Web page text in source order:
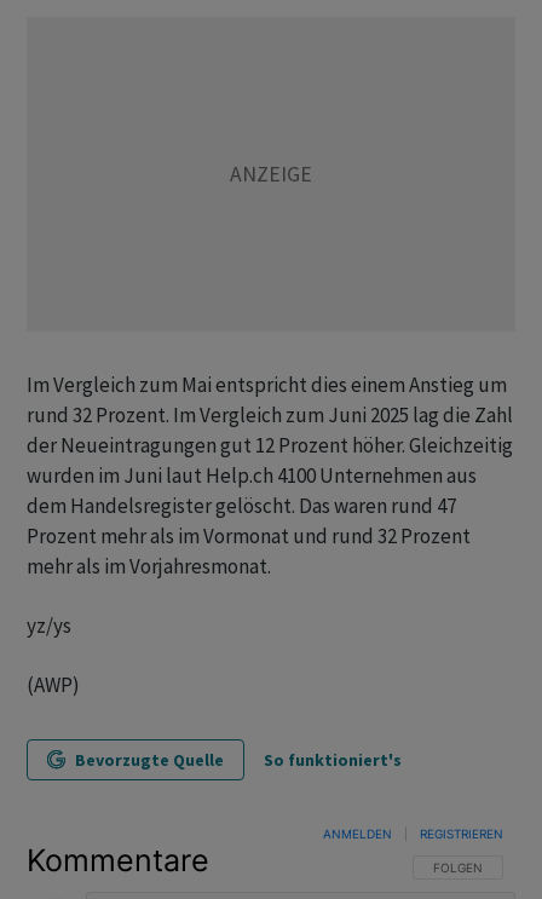
Im Vergleich zum Mai entspricht dies einem Anstieg um
rund 32 Prozent. Im Vergleich zum Juni 2025 lag die Zahl
der Neueintragungen gut 12 Prozent höher. Gleichzeitig
wurden im Juni laut Help.ch 4100 Unternehmen aus
dem Handelsregister gelöscht. Das waren rund 47
Prozent mehr als im Vormonat und rund 32 Prozent
mehr als im Vorjahresmonat.
yz/ys
(AWP)
Bevorzugte Quelle So funktioniert's
Kommentare FOLGE DIESER
FOLGEN
ANMELDEN REGISTRIEREN